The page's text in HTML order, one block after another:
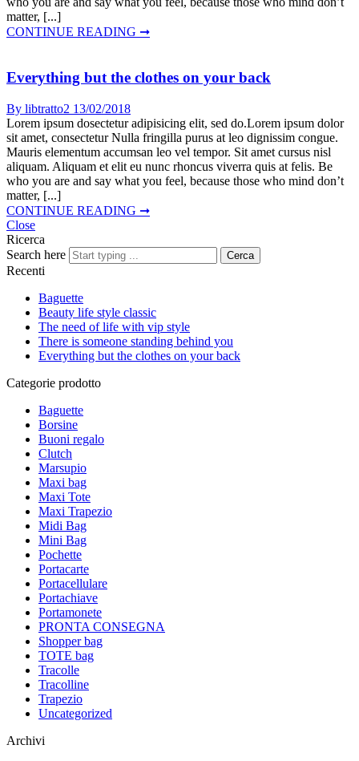
matter, [...]
CONTINUE READING ➞
Everything but the clothes on your back
By libtratto2 13/02/2018
Lorem ipsum dosectetur adipisicing elit, sed do.Lorem ipsum dolor
sit amet, consectetur Nulla fringilla purus at leo dignissim congue.
Mauris elementum accumsan leo vel tempor. Sit amet cursus nisl
aliquam. Aliquam et elit eu nunc rhoncus viverra quis at felis. Be
who you are and say what you feel, because those who mind don’t
matter, [...]
CONTINUE READING ➞
Close
Ricerca
Search here
Cerca
Recenti
Baguette
Beauty life style classic
The need of life with vip style
There is someone standing behind you
Everything but the clothes on your back
Categorie prodotto
Baguette
Borsine
Buoni regalo
Clutch
Marsupio
Maxi bag
Maxi Tote
Maxi Trapezio
Midi Bag
Mini Bag
Pochette
Portacarte
Portacellulare
Portachiave
Portamonete
PRONTA CONSEGNA
Shopper bag
TOTE bag
Tracolle
Tracolline
Trapezio
Uncategorized
Archivi